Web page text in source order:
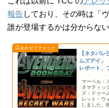
報告しており、その時は「
誰が登場するかは分からな
【ネタバ
ムズデイ」
レポート、
マーベル・
ネマティッ
ズ：ドゥー
レット・ウ
しました。